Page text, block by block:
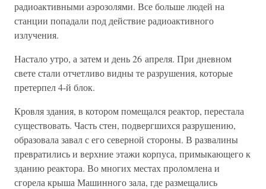
радиоактивными аэрозолями. Все больше людей на
станции попадали под действие радиоактивного
излучения.
Настало утро, а затем и день 26 апреля. При дневном
свете стали отчетливо видны те разрушения, которые
претерпел 4-й блок.
Кровля здания, в котором помещался реактор, перестала
существовать. Часть стен, подвергшихся разрушению,
образовала завал с его северной стороны. В развалины
превратились и верхние этажи корпуса, примыкающего к
зданию реактора. Во многих местах проломлена и
сгорела крыша Машинного зала, где размещались